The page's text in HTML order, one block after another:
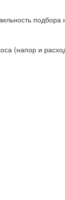
(напор и